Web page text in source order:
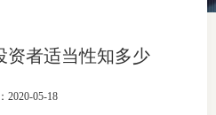
资者适当性知多少
2020-05-18